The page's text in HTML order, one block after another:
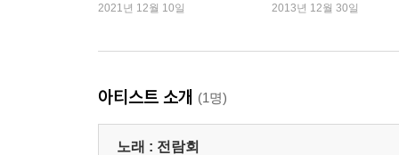
ition 2'
2021년 12월 10일 2013년 12월 30일
아티스트 소개 (1명)
노래 : 전람회